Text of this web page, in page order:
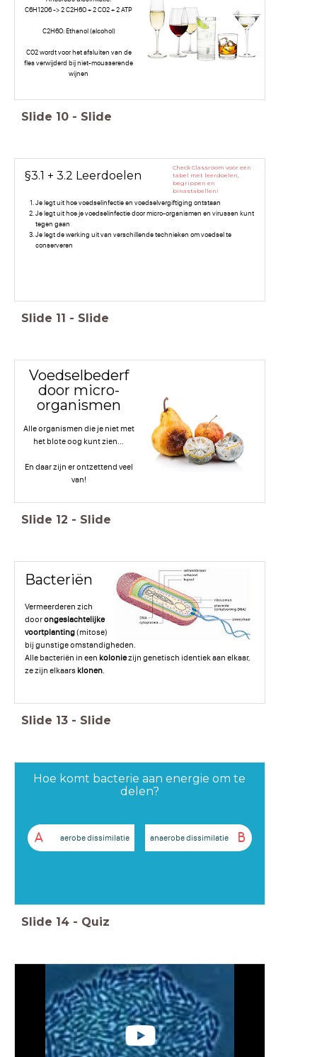
C6H12O6 -> 2 C2H6O + 2 CO2 + 2 ATP
C2H6O: Ethanol (alcohol)
CO2 wordt voor het afsluiten van de
fles verwijderd bij niet-mousserende
wijnen
Slide 10 - Slide
§3.1 + 3.2 Leerdoelen
Je legt uit hoe voedselinfectie en voedselvergiftiging ontstaan
Je legt uit hoe je voedselinfectie door micro-organismen en virussen kunt
tegen gaan
Je legt de werking uit van verschillende technieken om voedsel te
conserveren
Check Classroom voor een
tabel met leerdoelen,
begrippen en
binastabellen!
Slide 11 - Slide
Voedselbederf
door micro-
organismen
Alle organismen die je niet met
het blote oog kunt zien...
En daar zijn er ontzettend veel
van!
Slide 12 - Slide
Bacteriën
Vermeerderen zich
doorongeslachtelijke
voortplanting(mitose)
bij gunstige omstandigheden.
Alle bacteriën in een koloniezijn genetisch identiek aan elkaar,
ze zijn elkaars klonen.
Slide 13 - Slide
Hoe komt bacterie aan energie om te
delen?
A aerobe dissimilatie B
anaerobe dissimilatie
Slide 14 - Quiz